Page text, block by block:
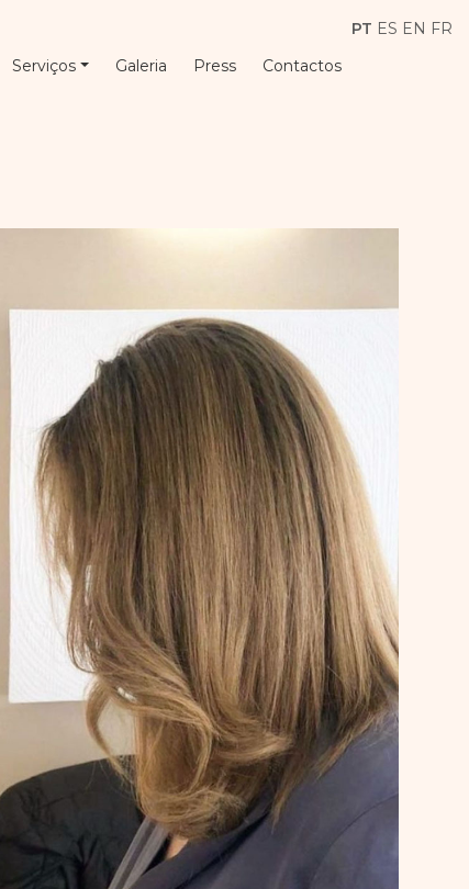
Serviços Galeria Press Contactos
PT ES EN FR